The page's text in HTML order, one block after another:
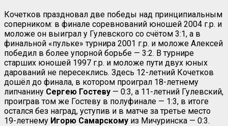
Кочетков праздновал две победы над принципиальным
соперником: в финале соревнований юношей 2004 г.р. и
моложе он выиграл у Гулевского со счётом 3:1, а в
финальной «пульке» турнира 2001 г.р. и моложе Алексей
победил в более упорной борьбе — 3:2. В турнире
старших юношей 1997 г.р. и моложе пути двух юных
дарований не пересеклись. Здесь 12-летний Кочетков
дошёл до финала, в котором проиграл 18-летнему
липчанину Сергею Гостеву — 0:3, а 11-летний Гулевский,
проиграв том же Гостеву в полуфинале — 1:3, в итоге
остался без наград, уступив и в матче за третье место
19-летнему Игорю Самарскому из Мичуринска — 0:3.